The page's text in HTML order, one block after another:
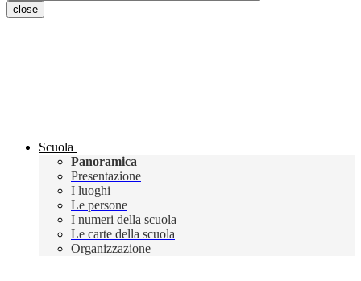
close
Scuola
Panoramica
Presentazione
I luoghi
Le persone
I numeri della scuola
Le carte della scuola
Organizzazione